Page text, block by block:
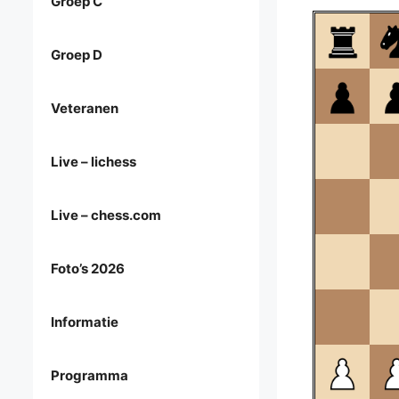
Groep D
Veteranen
Live – lichess
Live – chess.com
Foto’s 2026
Informatie
Programma